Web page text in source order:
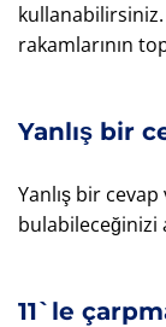
kullanabilirsiniz.
rakamlarının
Yanlış bir
Yanlış bir
bulabileceğinizi
11`le